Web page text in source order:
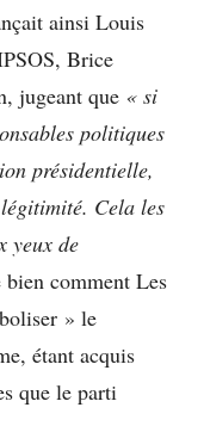
ainsi Louis
Brice
jugeant que « si
politiques
présidentielle,
Cela les
yeux de
comment Les
» le
étant acquis
que le parti